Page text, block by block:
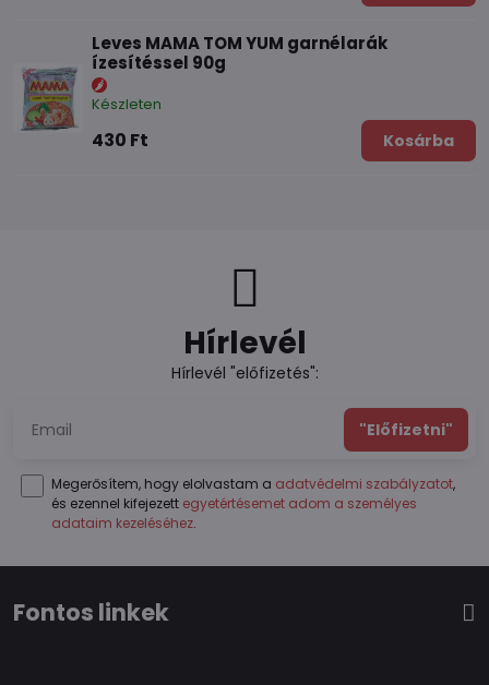
Leves MAMA TOM YUM garnélarák
ízesítéssel 90g
Készleten
430 Ft Kosárba
Hírlevél
Hírlevél "előfizetés":
"Előfizetni"
Megerősítem, hogy elolvastam a adatvédelmi szabályzatot,
és ezennel kifejezett egyetértésemet adom a személyes
adataim kezeléséhez.
Fontos linkek